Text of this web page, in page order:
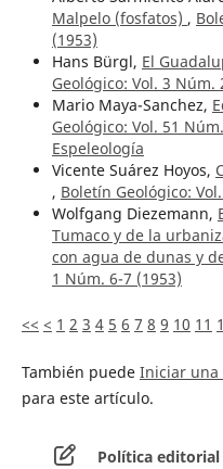
Malpelo (fosfatos) ,
(1953)
Hans Bürgl, El
Geológico: Vol. 3 Núm.
Mario Maya-Sanchez,
Geológico: Vol. 51
Espeleología
Vicente Suárez Hoyos,
, Boletín Geológico:
Wolfgang Diezemann,
Tumaco y de la
con agua de dunas y
1 Núm. 6-7 (1953)
<< < 1 2 3 4 5 6 7 8 9 10 11
También puede Iniciar una
para este artículo.
Política editorial